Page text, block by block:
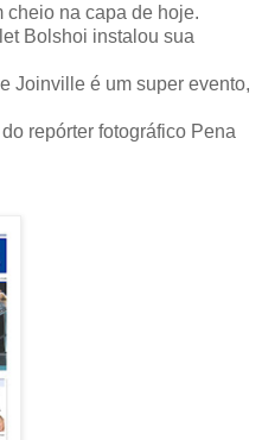
cheio na capa de hoje.
Bolshoi instalou sua
Joinville é um super evento,
repórter fotográfico Pena